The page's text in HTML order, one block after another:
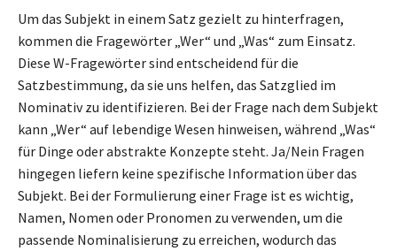
Um das Subjekt in einem Satz gezielt zu hinterfragen,
kommen die Fragewörter „Wer“ und „Was“ zum Einsatz.
Diese W-Fragewörter sind entscheidend für die
Satzbestimmung, da sie uns helfen, das Satzglied im
Nominativ zu identifizieren. Bei der Frage nach dem Subjekt
kann „Wer“ auf lebendige Wesen hinweisen, während „Was“
für Dinge oder abstrakte Konzepte steht. Ja/Nein Fragen
hingegen liefern keine spezifische Information über das
Subjekt. Bei der Formulierung einer Frage ist es wichtig,
Namen, Nomen oder Pronomen zu verwenden, um die
passende Nominalisierung zu erreichen, wodurch das